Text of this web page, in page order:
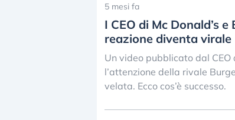
5 mesi fa
I CEO di Mc Donald’s
reazione diventa virale
Un video pubblicato dal
l’attenzione della rivale
velata. Ecco cos’è successo.